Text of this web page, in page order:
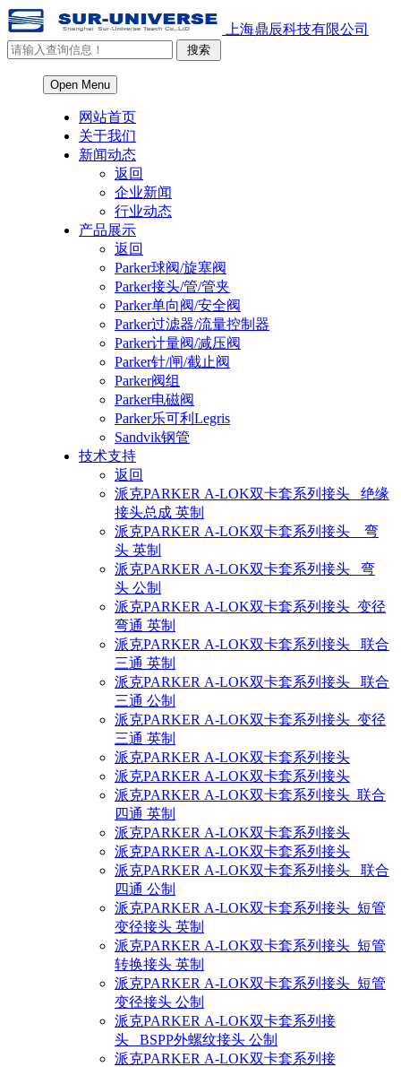
上海鼎辰科技有限公司
Open Menu
网站首页
关于我们
新闻动态
返回
企业新闻
行业动态
产品展示
返回
Parker球阀/旋塞阀
Parker接头/管/管夹
Parker单向阀/安全阀
Parker过滤器/流量控制器
Parker计量阀/减压阀
Parker针/闸/截止阀
Parker阀组
Parker电磁阀
Parker乐可利Legris
Sandvik钢管
技术支持
返回
派克PARKER A-LOK双卡套系列接头 绝缘
接头总成 英制
派克PARKER A-LOK双卡套系列接头 弯
头 英制
派克PARKER A-LOK双卡套系列接头 弯
头 公制
派克PARKER A-LOK双卡套系列接头 变径
弯通 英制
派克PARKER A-LOK双卡套系列接头 联合
三通 英制
派克PARKER A-LOK双卡套系列接头 联合
三通 公制
派克PARKER A-LOK双卡套系列接头 变径
三通 英制
派克PARKER A-LOK双卡套系列接头
派克PARKER A-LOK双卡套系列接头
派克PARKER A-LOK双卡套系列接头 联合
四通 英制
派克PARKER A-LOK双卡套系列接头
派克PARKER A-LOK双卡套系列接头
派克PARKER A-LOK双卡套系列接头 联合
四通 公制
派克PARKER A-LOK双卡套系列接头 短管
变径接头 英制
派克PARKER A-LOK双卡套系列接头 短管
转换接头 英制
派克PARKER A-LOK双卡套系列接头 短管
变径接头 公制
派克PARKER A-LOK双卡套系列接
头 BSPP外螺纹接头 公制
派克PARKER A-LOK双卡套系列接